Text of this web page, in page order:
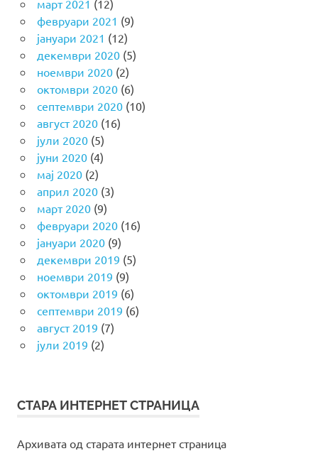
март 2021 (12)
февруари 2021 (9)
јануари 2021 (12)
декември 2020(5)
ноември 2020(2)
октомври 2020(6)
септември 2020(10)
август 2020(16)
јули 2020(5)
јуни 2020(4)
мај 2020(2)
април 2020(3)
март 2020(9)
февруари 2020(16)
јануари 2020(9)
декември 2019 (5)
ноември 2019 (9)
октомври 2019 (6)
септември 2019 (6)
август 2019 (7)
јули 2019 (2)
СТАРА ИНТЕРНЕТ СТРАНИЦА
Архивата од старата интернет страница